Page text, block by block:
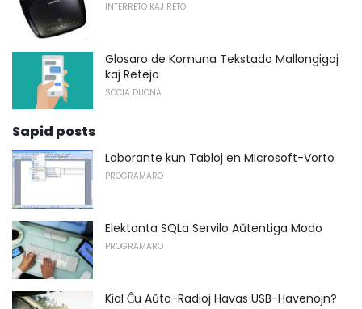
INTERRETO KAJ RETO
Glosaro de Komuna Tekstado Mallongigoj
kaj Retejo
SOCIA DUONA
Sapid posts
Laborante kun Tabloj en Microsoft-Vorto
PROGRAMARO
Elektanta SQLa Servilo Aŭtentiga Modo
PROGRAMARO
Kial Ĉu Aŭto-Radioj Havas USB-Havenojn?